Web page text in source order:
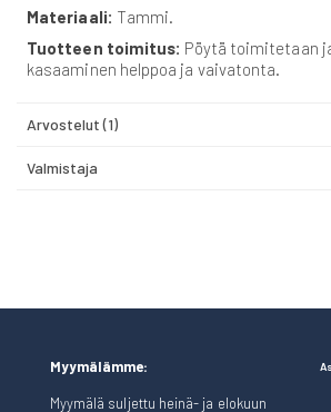
Materiaali: Tammi.
Tuotteen toimitus: Pöytä toimitetaan
kasaaminen helppoa ja vaivatonta.
Arvostelut 1
Valmistaja
Myymälämme:
Myymälä suljettu heinä- ja elokuun